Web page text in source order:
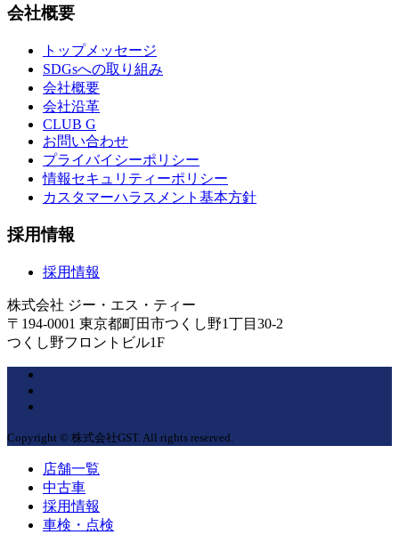
会社概要
トップメッセージ
SDGsへの取り組み
会社概要
会社沿革
CLUB G
お問い合わせ
プライバイシーポリシー
情報セキュリティーポリシー
カスタマーハラスメント基本方針
採用情報
採用情報
株式会社 ジー・エス・ティー
〒194-0001 東京都町田市つくし野1丁目30-2
つくし野フロントビル1F
Copyright © 株式会社GST. All rights reserved.
店舗一覧
中古車
採用情報
車検・点検